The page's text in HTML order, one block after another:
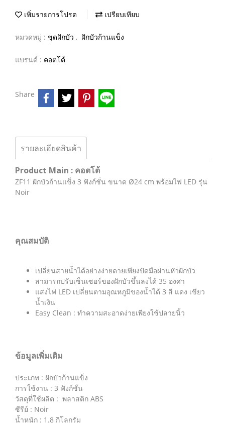
เพิ่มรายการโปรด เปรียบเทียบ
หมวดหมู่ : ชุดฝักบัว , ฝักบัวก้านแข็ง
แบรนด์ : คอตโต้
Share
รายละเอียดสินค้า
Product Main : คอตโต้
ZF11 ฝักบัวก้านแข็ง 3 ฟังก์ชั่น ขนาด Ø24 cm พร้อมไฟ LED รุ่น
Noir
คุณสมบัติ
เปลี่ยนสายน้ำได้อย่างง่ายดายเพียงปัดมือผ่านหัวฝักบัว
สามารถปรับเซ็นเซอร์ของฝักบัวขึ้นลงได้ 35 องศา
แสงไฟ LED เปลี่ยนตามอุณหภูมิของน้ำได้ 3 สี แดง เขียว
น้ำเงิน
Easy Clean : ทำความสะอาดง่ายเพียงใช้ปลายนิ้ว
ข้อมูลเพิ่มเติม
ประเภท : ฝักบัวก้านแข็ง
การใช้งาน : 3 ฟังก์ชั่น
วัสดุที่ใช้ผลิต : พลาสติก ABS
ซีรีย์ : Noir
น้ำหนัก : 1.8 กิโลกรัม